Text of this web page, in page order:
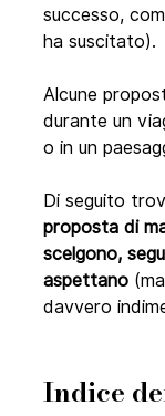
successo,
ha suscitato).
Alcune
durante un
o in un
Di seguito
proposta di
scelgono,
aspettano (ma
davvero
Indice